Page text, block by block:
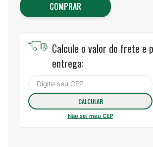
COMPRAR
Calcule o valor do frete e
entrega:
Não sei meu CEP